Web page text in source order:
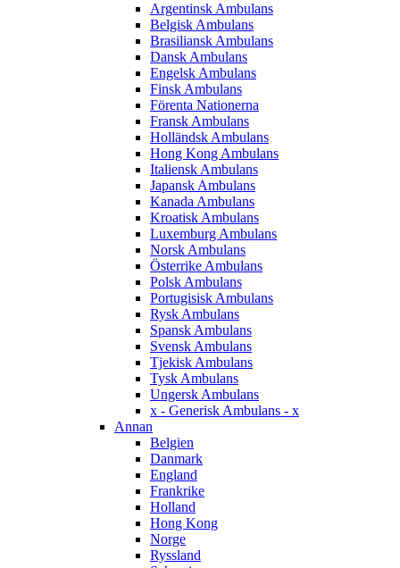
Argentinsk Ambulans
Belgisk Ambulans
Brasiliansk Ambulans
Dansk Ambulans
Engelsk Ambulans
Finsk Ambulans
Förenta Nationerna
Fransk Ambulans
Holländsk Ambulans
Hong Kong Ambulans
Italiensk Ambulans
Japansk Ambulans
Kanada Ambulans
Kroatisk Ambulans
Luxemburg Ambulans
Norsk Ambulans
Österrike Ambulans
Polsk Ambulans
Portugisisk Ambulans
Rysk Ambulans
Spansk Ambulans
Svensk Ambulans
Tjekisk Ambulans
Tysk Ambulans
Ungersk Ambulans
x - Generisk Ambulans - x
Annan
Belgien
Danmark
England
Frankrike
Holland
Hong Kong
Norge
Ryssland